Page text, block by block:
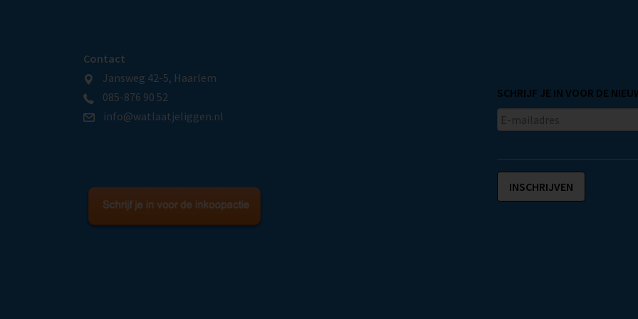
Contact
Jansweg 42-5, Haarlem
085-876 90 52
info@watlaatjeliggen.nl
SCHRIJF JE IN VOOR DE